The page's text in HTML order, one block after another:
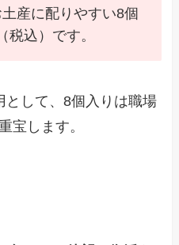
産に配りやすい8個
税込）です。
として、8個入りは職場
宝します。